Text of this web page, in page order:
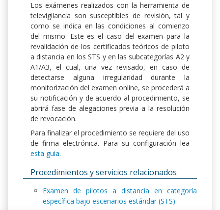
Los exámenes realizados con la herramienta de
televigilancia son susceptibles de revisión, tal y
como se indica en las condiciones al comienzo
del mismo. Este es el caso del examen para la
revalidación de los certificados teóricos de piloto
a distancia en los STS y en las subcategorías A2 y
A1/A3, el cual, una vez revisado, en caso de
detectarse alguna irregularidad durante la
monitorización del examen online, se procederá a
su notificación y de acuerdo al procedimiento, se
abrirá fase de alegaciones previa a la resolución
de revocación.
Para finalizar el procedimiento se requiere del uso
de firma electrónica. Para su configuración lea
esta guía.
Procedimientos y servicios relacionados
Examen de pilotos a distancia en categoría
específica bajo escenarios estándar (STS)